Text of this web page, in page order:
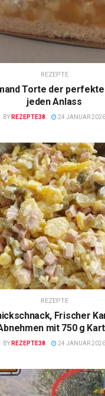
REZEPTE
Torte der
jeden Anlass
BY REZEPTE38 24 JANUAR 2026
REZEPTE
Frischer
mit 750 g
BY REZEPTE38 24 JANUAR 2026